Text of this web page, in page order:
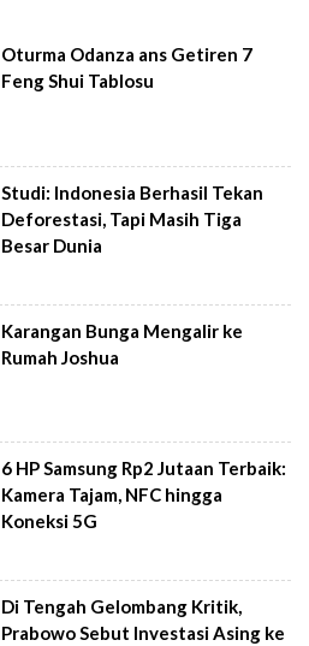
Oturma Odanza ans Getiren 7
Feng Shui Tablosu
Studi: Indonesia Berhasil Tekan
Deforestasi, Tapi Masih Tiga
Besar Dunia
Karangan Bunga Mengalir ke
Rumah Joshua
6 HP Samsung Rp2 Jutaan Terbaik:
Kamera Tajam, NFC hingga
Koneksi 5G
Di Tengah Gelombang Kritik,
Prabowo Sebut Investasi Asing ke